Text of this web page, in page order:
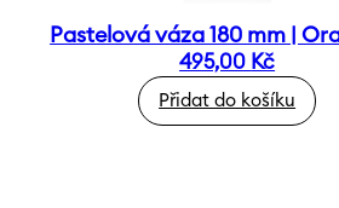
Pastelová váza 180 mm |
495,00 Kč
Přidat do košíku